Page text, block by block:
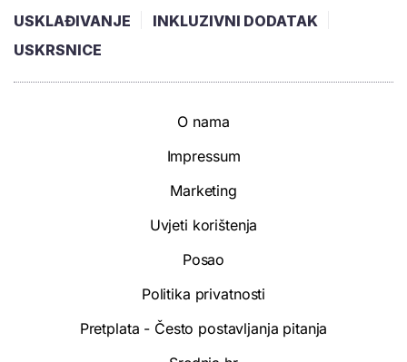
USKLAĐIVANJE
INKLUZIVNI DODATAK
USKRSNICE
O nama
Impressum
Marketing
Uvjeti korištenja
Posao
Politika privatnosti
Pretplata - Često postavljanja pitanja